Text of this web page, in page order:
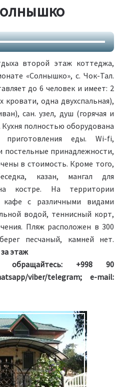
второй этаж коттеджа,
«Солнышко», с. Чок-Тал.
до 6 человек и имеет: 2
кровати, одна двухспальная),
сан. узел, душ (горячая и
полностью оборудована
приготовления еды. Wi-fi,
постельные принадлежности,
в стоимость. Кроме того,
казан, мангал для
костре. На территории
кафе с различными видами
водой, теннисный корт,
Пляж расположен в 300
песчаный, камней нет.
этаж
+998 90
viber/telegram; e-mail: